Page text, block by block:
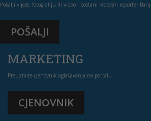
Pošalji vijest, fotografiju ili video i postani redovan reporter
POŠALJI
MARKETING
Preuzmite cjenovnik oglašavanja na portalu
CJENOVNIK